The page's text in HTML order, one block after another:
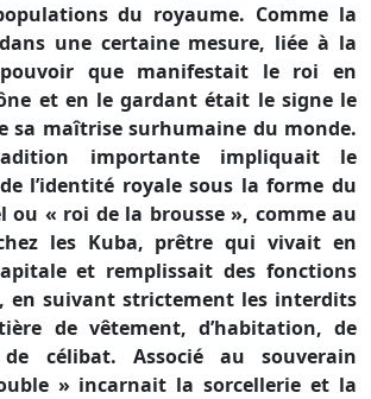
du royaume. Comme la
une certaine mesure, liée à la
que manifestait le roi en
et en le gardant était le signe le
sa maîtrise surhumaine du monde.
importante impliquait le
l’identité royale sous la forme du
ou « roi de la brousse », comme au
les Kuba, prêtre qui vivait en
et remplissait des fonctions
en suivant strictement les interdits
de vêtement, d’habitation, de
célibat. Associé au souverain
» incarnait la sorcellerie et la